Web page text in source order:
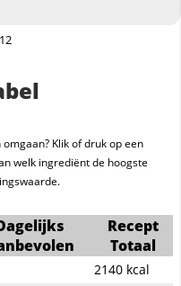
Klik of druk op een
welk ingrediënt de hoogste
Recept
Totaal
2140 kcal